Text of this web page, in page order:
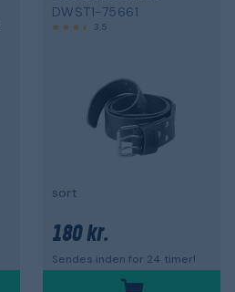
DWST1-75661
3,5
sort
180 kr.
Sendes inden for 24 timer!